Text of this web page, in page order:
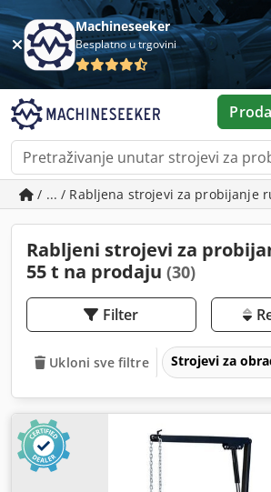
Machineseeker
Besplatno u trgovini
/ ... / Rabljena strojevi za probijanje
Rabljeni strojevi za
55 t na prodaju (30)
Filter
Ukloni sve filtre Strojevi za